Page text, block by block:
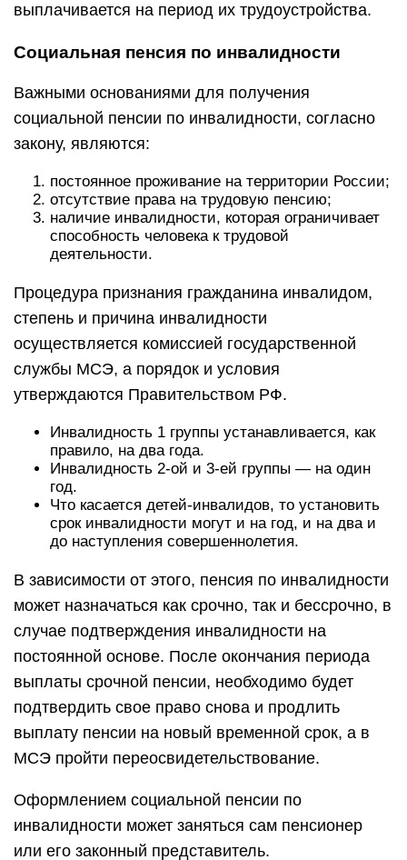
выплачивается на период их трудоустройства.
Социальная пенсия по инвалидности
Важными основаниями для получения
социальной пенсии по инвалидности, согласно
закону, являются:
постоянное проживание на территории России;
отсутствие права на трудовую пенсию;
наличие инвалидности, которая ограничивает
способность человека к трудовой
деятельности.
Процедура признания гражданина инвалидом,
степень и причина инвалидности
осуществляется комиссией государственной
службы МСЭ, а порядок и условия
утверждаются Правительством РФ.
Инвалидность 1 группы устанавливается, как
правило, на два года.
Инвалидность 2-ой и 3-ей группы — на один
год.
Что касается детей-инвалидов, то установить
срок инвалидности могут и на год, и на два и
до наступления совершеннолетия.
В зависимости от этого, пенсия по инвалидности
может назначаться как срочно, так и бессрочно, в
случае подтверждения инвалидности на
постоянной основе. После окончания периода
выплаты срочной пенсии, необходимо будет
подтвердить свое право снова и продлить
выплату пенсии на новый временной срок, а в
МСЭ пройти переосвидетельствование.
Оформлением социальной пенсии по
инвалидности может заняться сам пенсионер
или его законный представитель.